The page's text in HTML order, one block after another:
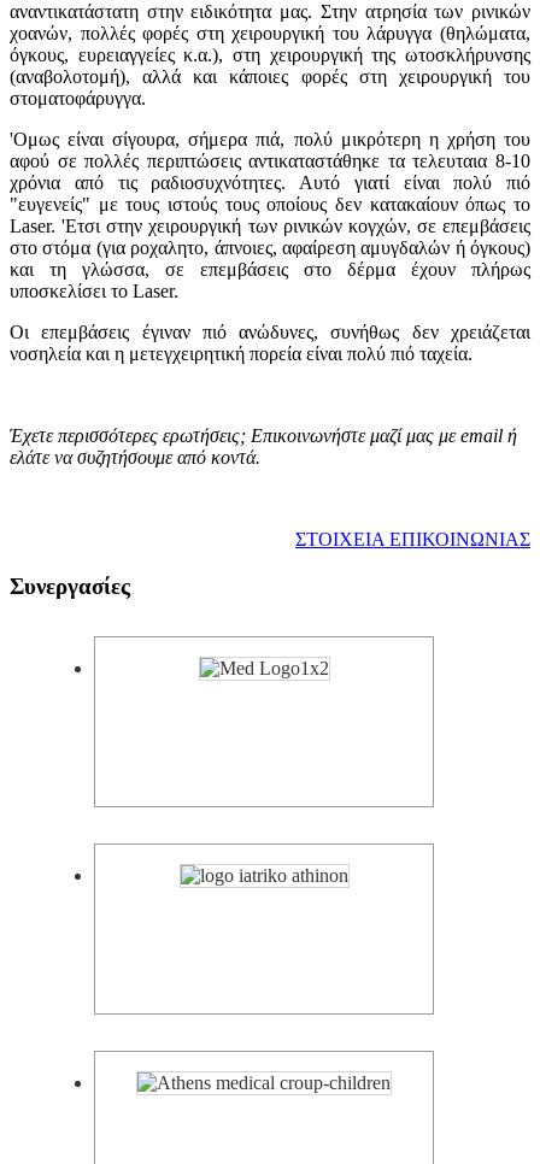
αναντικατάστατη στην ειδικότητα μας. Στην ατρησία των ρινικών
χοανών, πολλές φορές στη χειρουργική του λάρυγγα (θηλώματα,
όγκους, ευρειαγγείες κ.α.), στη χειρουργική της ωτοσκλήρυνσης
(αναβολοτομή), αλλά και κάποιες φορές στη χειρουργική του
στοματοφάρυγγα.
'Ομως είναι σίγουρα, σήμερα πιά, πολύ μικρότερη η χρήση του
αφού σε πολλές περιπτώσεις αντικαταστάθηκε τα τελευταια 8-10
χρόνια από τις ραδιοσυχνότητες. Αυτό γιατί είναι πολύ πιό
"ευγενείς" με τους ιστούς τους οποίους δεν κατακαίουν όπως το
Laser. 'Ετσι στην χειρουργική των ρινικών κογχών, σε επεμβάσεις
στο στόμα (για ροχαλητο, άπνοιες, αφαίρεση αμυγδαλών ή όγκους)
και τη γλώσσα, σε επεμβάσεις στο δέρμα έχουν πλήρως
υποσκελίσει το Laser.
Οι επεμβάσεις έγιναν πιό ανώδυνες, συνήθως δεν χρειάζεται
νοσηλεία και η μετεγχειρητική πορεία είναι πολύ πιό ταχεία.
Έχετε περισσότερες ερωτήσεις; Επικοινωνήστε μαζί μας με email ή
ελάτε να συζητήσουμε από κοντά.
ΣΤΟΙΧΕΙΑ ΕΠΙΚΟΙΝΩΝΙΑΣ
Συνεργασίες